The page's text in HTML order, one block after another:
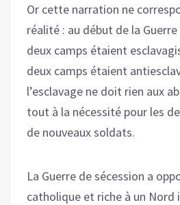
Or cette narration ne
réalité : au début de la
deux camps étaient
deux camps étaient
l’esclavage ne doit rien aux
tout à la nécessité pour les
de nouveaux soldats.
La Guerre de sécession a
catholique et riche à un Nord